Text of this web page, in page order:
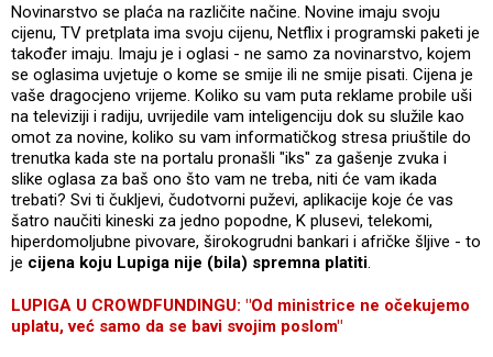
Novinarstvo se plaća na različite načine. Novine imaju svoju
cijenu, TV pretplata ima svoju cijenu, Netflix i programski paketi je
također imaju. Imaju je i oglasi - ne samo za novinarstvo, kojem
se oglasima uvjetuje o kome se smije ili ne smije pisati. Cijena je
vaše dragocjeno vrijeme. Koliko su vam puta reklame probile uši
na televiziji i radiju, uvrijedile vam inteligenciju dok su služile kao
omot za novine, koliko su vam informatičkog stresa priuštile do
trenutka kada ste na portalu pronašli "iks" za gašenje zvuka i
slike oglasa za baš ono što vam ne treba, niti će vam ikada
trebati? Svi ti čukljevi, čudotvorni puževi, aplikacije koje će vas
šatro naučiti kineski za jedno popodne, K plusevi, telekomi,
hiperdomoljubne pivovare, širokogrudni bankari i afričke šljive - to
je cijena koju Lupiga nije (bila) spremna platiti.
LUPIGA U CROWDFUNDINGU: "Od ministrice ne očekujemo
uplatu, već samo da se bavi svojim poslom"